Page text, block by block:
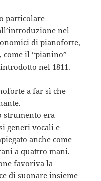
particolare
nel
di pianoforte,
il “pianino”
nel 1811.
a far sì che
strumento era
generi vocali e
anche come
a quattro mani.
favoriva la
di suonare insieme